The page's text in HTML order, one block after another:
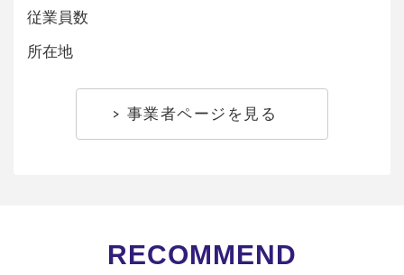
従業員数
所在地
事業者ページを見る
RECOMMEND